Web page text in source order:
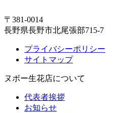
〒381-0014
長野県長野市北尾張部715-7
プライバシーポリシー
サイトマップ
ヌボー生花店について
代表者挨拶
お知らせ